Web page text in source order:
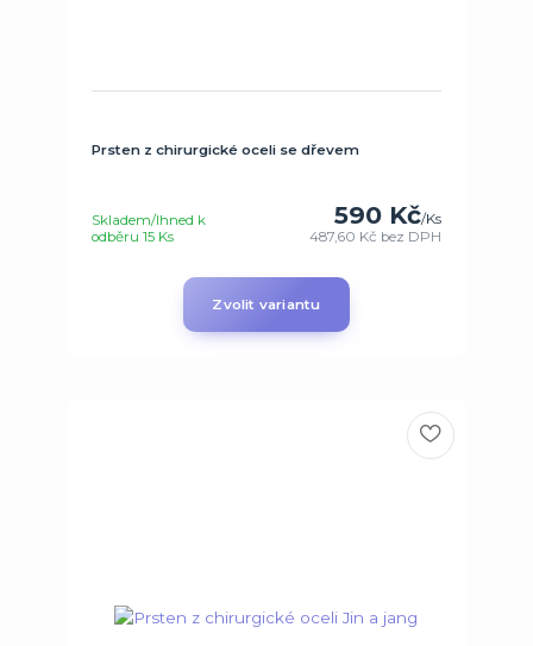
Prsten z chirurgické oceli se dřevem
590 Kč/Ks
487,60 Kč bez DPH
Skladem/Ihned k
odběru 15 Ks
Zvolit variantu